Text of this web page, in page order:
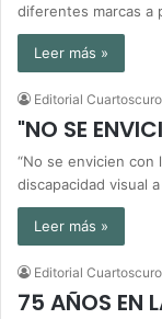
diferentes marcas a
Leer más »
Editorial Cuartoscuro
"NO SE
“No se envicien con
discapacidad visual
Leer más »
Editorial Cuartoscuro
75 AÑOS EN